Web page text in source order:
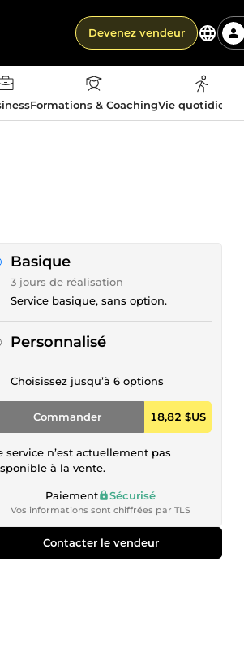
Devenez vendeur
Formations & CoachingVie
Basique
3 jours de réalisation
Service basique, sans option.
Personnalisé
Choisissez jusqu’à 6 options
Commander 18,82 $US
service n’est actuellement pas
à la vente.
Paiement Sécurisé
Vos informations sont chiffrées par TLS
Contacter le vendeur